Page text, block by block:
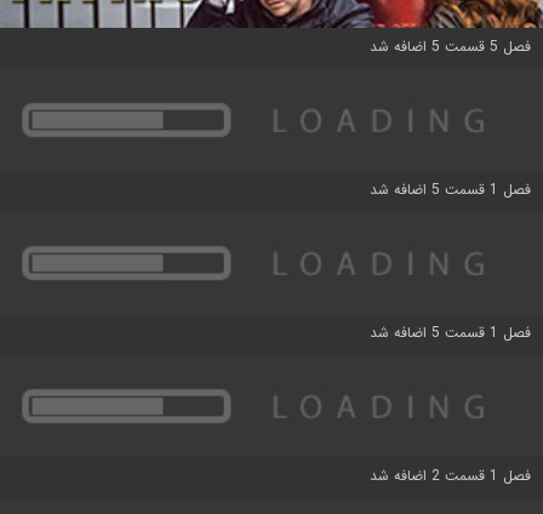
فصل 5 قسمت 5 اضافه شد
فصل 1 قسمت 5 اضافه شد
فصل 1 قسمت 5 اضافه شد
فصل 1 قسمت 2 اضافه شد